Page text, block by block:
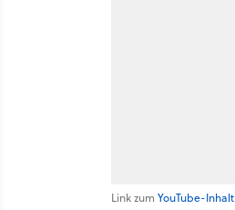
Link zum YouTube-Inhalt